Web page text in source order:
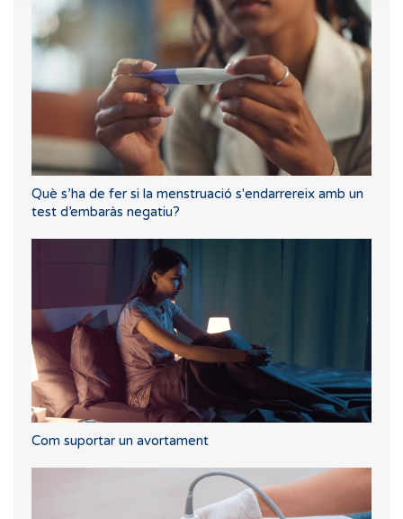
Què s’ha de fer si la menstruació s'endarrereix amb un
test d’embaràs negatiu?
Com suportar un avortament